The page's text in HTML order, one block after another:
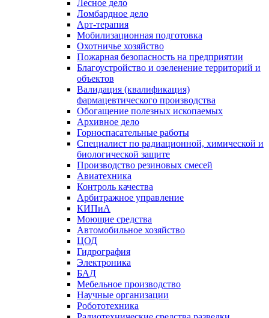
Лесное дело
Ломбардное дело
Арт-терапия
Мобилизационная подготовка
Охотничье хозяйство
Пожарная безопасность на предприятии
Благоустройство и озеленение территорий и
объектов
Валидация (квалификация)
фармацевтического производства
Обогащение полезных ископаемых
Архивное дело
Горноспасательные работы
Специалист по радиационной, химической и
биологической защите
Производство резиновых смесей
Авиатехника
Контроль качества
Арбитражное управление
КИПиА
Моющие средства
Автомобильное хозяйство
ЦОД
Гидрография
Электроника
БАД
Мебельное производство
Научные организации
Робототехника